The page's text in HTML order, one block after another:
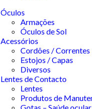
Óculos
Armações
Óculos de Sol
Acessórios
Cordões / Correntes
Estojos / Capas
Diversos
Lentes de Contacto
Lentes
Produtos de